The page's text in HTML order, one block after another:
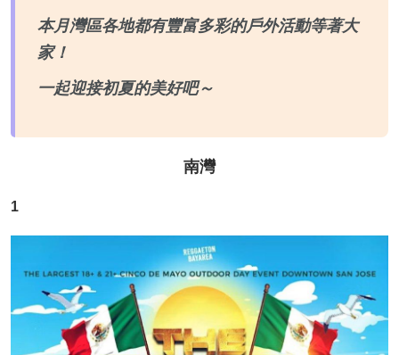
本月灣區各地都有豐富多彩的戶外活動等著大
家！
一起迎接初夏的美好吧～
南灣
1